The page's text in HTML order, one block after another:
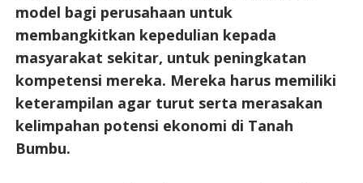
model bagi perusahaan untuk
membangkitkan kepedulian kepada
masyarakat sekitar, untuk peningkatan
kompetensi mereka. Mereka harus memiliki
keterampilan agar turut serta merasakan
kelimpahan potensi ekonomi di Tanah
Bumbu.